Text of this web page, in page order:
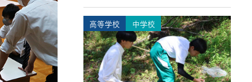
高等学校 中学校